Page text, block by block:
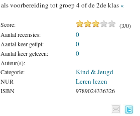
als voorbereiding tot groep 4 of de 2de klas «
Score: (3/0)
Aantal recensies:
0
Aantal keer getipt: 0
Aantal keer gelezen: 0
Auteur(s):
Categorie:
Kind & Jeugd
NUR Leren lezen
ISBN 9789024336326